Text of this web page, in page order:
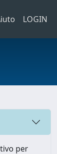
LOGIN
per